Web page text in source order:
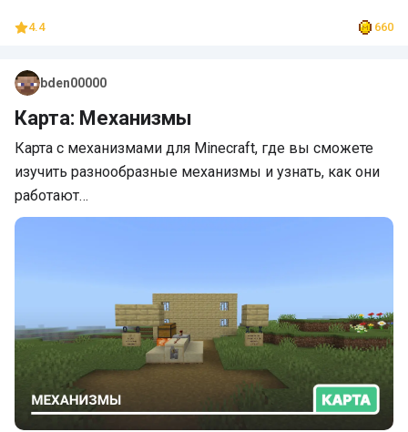
4.4 660
bden00000
Карта: Механизмы
Карта с механизмами для Minecraft, где вы сможете
изучить разнообразные механизмы и узнать, как они
работают…